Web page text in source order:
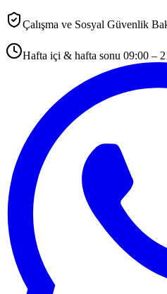
Çalışma ve Sosyal Güvenlik
Hafta içi & hafta sonu 09:00 –